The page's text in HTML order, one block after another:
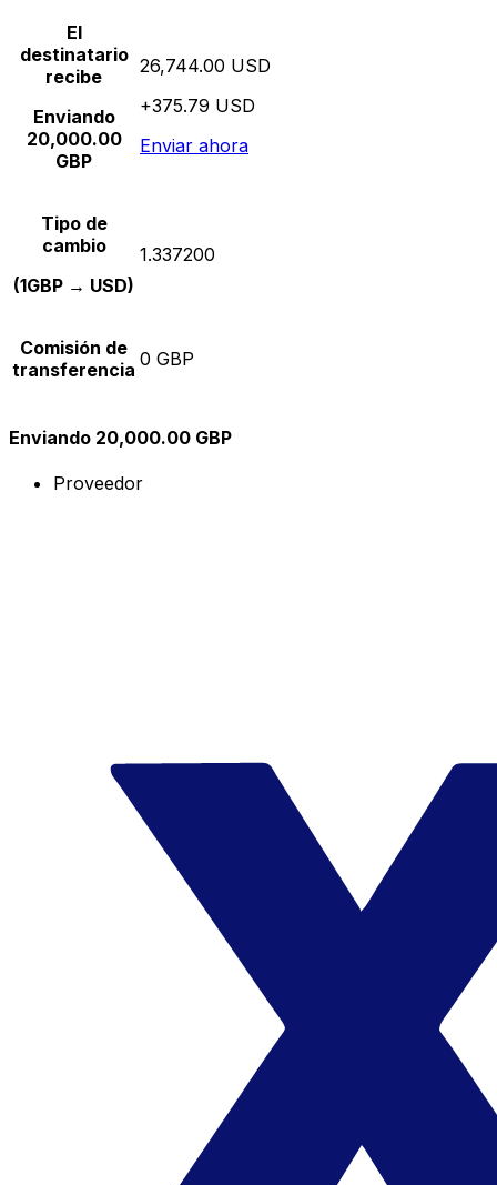
El
destinatario
recibe
Enviando
20,000.00
GBP
26,744.00 USD
+375.79 USD
Enviar ahora
Tipo de
cambio
(1GBP → USD)
1.337200
Comisión de
transferencia 0 GBP
Enviando 20,000.00 GBP
Proveedor